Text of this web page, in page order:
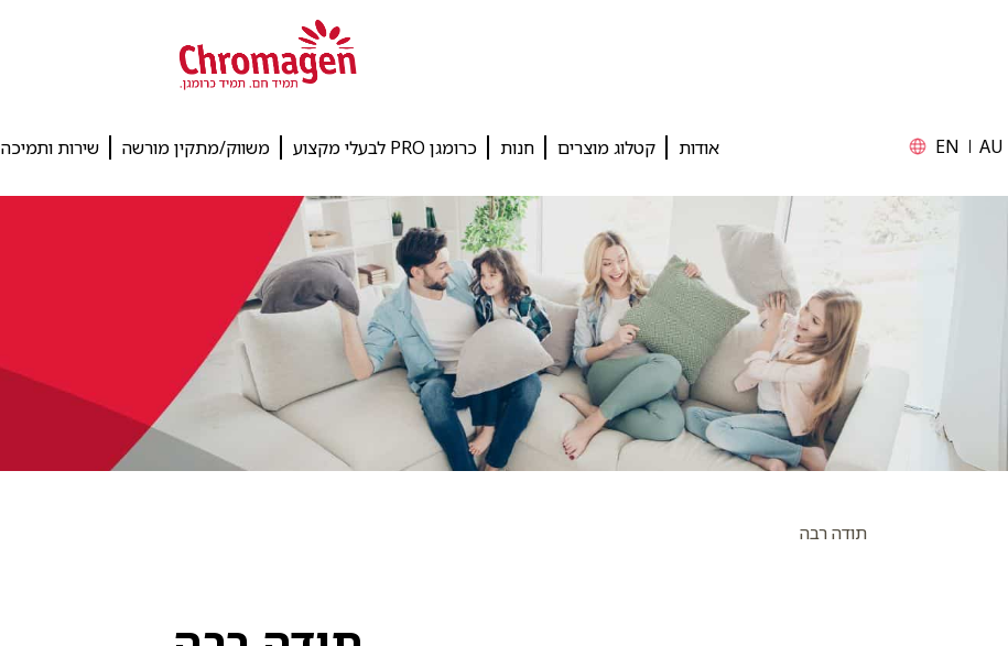
AU
EN אודות קטלוג מוצרים חנות כרומגן PRO לבעלי מקצוע משווק/מתקין מורשה שירות ותמיכה
תודה רבה